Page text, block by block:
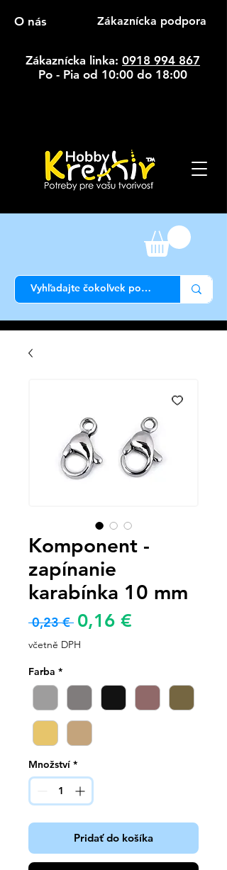
O nás Zákaznícka podpora
Zákaznícka linka: 0918 994 867
Po - Pia od 10:00 do 18:00
Komponent -
zapínanie
karabínka 10 mm
0,23 € Běžná
cena
0,16 €
včetně DPH
Farba *
Množství *
Pridať do košíka